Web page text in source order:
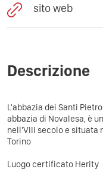
sito web
Descrizione
L'abbazia dei Santi
abbazia di Novalesa, è
nell'VIII secolo e situata
Torino
Luogo certificato Herity